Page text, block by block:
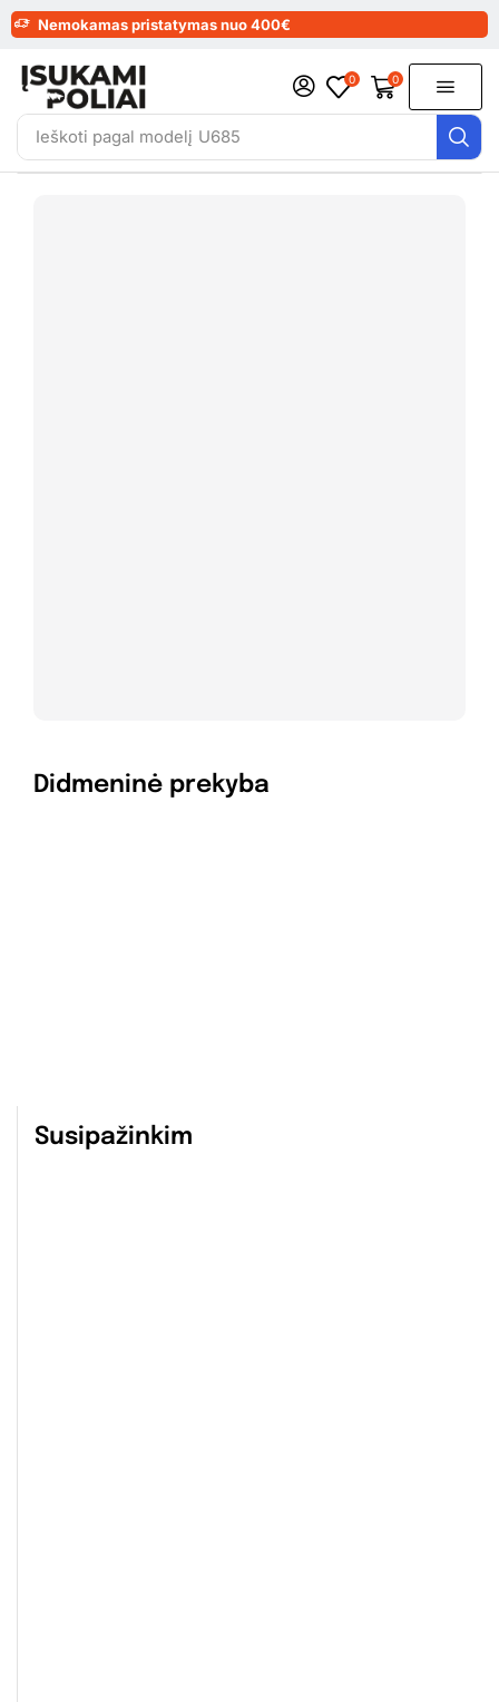
Nemokamas pristatymas nuo 400€
Ieškoti pagal modelį U685
0 0
Didmeninė prekyba
Susipažinkim